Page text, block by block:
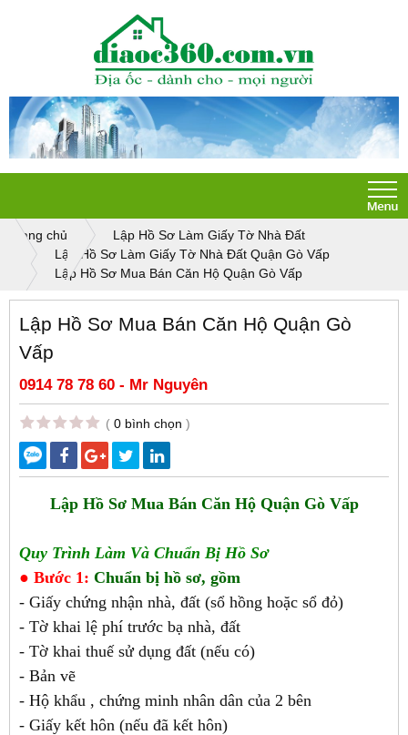
Trang chủ
Lập Hồ Sơ Làm Giấy Tờ Nhà Đất
Lập Hồ Sơ Làm Giấy Tờ Nhà Đất Quận Gò Vấp
Lập Hồ Sơ Mua Bán Căn Hộ Quận Gò Vấp
Lập Hồ Sơ Mua Bán Căn Hộ Quận Gò
Vấp
0914 78 78 60 - Mr Nguyên
( 0 bình chọn )
Lập Hồ Sơ Mua Bán Căn Hộ Quận Gò Vấp
Quy Trình Làm Và Chuẩn Bị Hồ Sơ
● Bước 1: Chuẩn bị hồ sơ, gồm
- Giấy chứng nhận nhà, đất (sổ hồng hoặc sổ đỏ)
- Tờ khai lệ phí trước bạ nhà, đất
- Tờ khai thuế sử dụng đất (nếu có)
- Bản vẽ
- Hộ khẩu , chứng minh nhân dân của 2 bên
- Giấy kết hôn (nếu đã kết hôn)